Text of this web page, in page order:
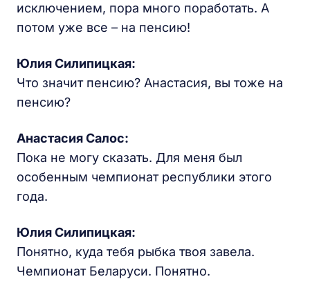
исключением, пора много поработать. А
потом уже все – на пенсию!
Юлия Силипицкая:
Что значит пенсию? Анастасия, вы тоже на
пенсию?
Анастасия Салос:
Пока не могу сказать. Для меня был
особенным чемпионат республики этого
года.
Юлия Силипицкая:
Понятно, куда тебя рыбка твоя завела.
Чемпионат Беларуси. Понятно.